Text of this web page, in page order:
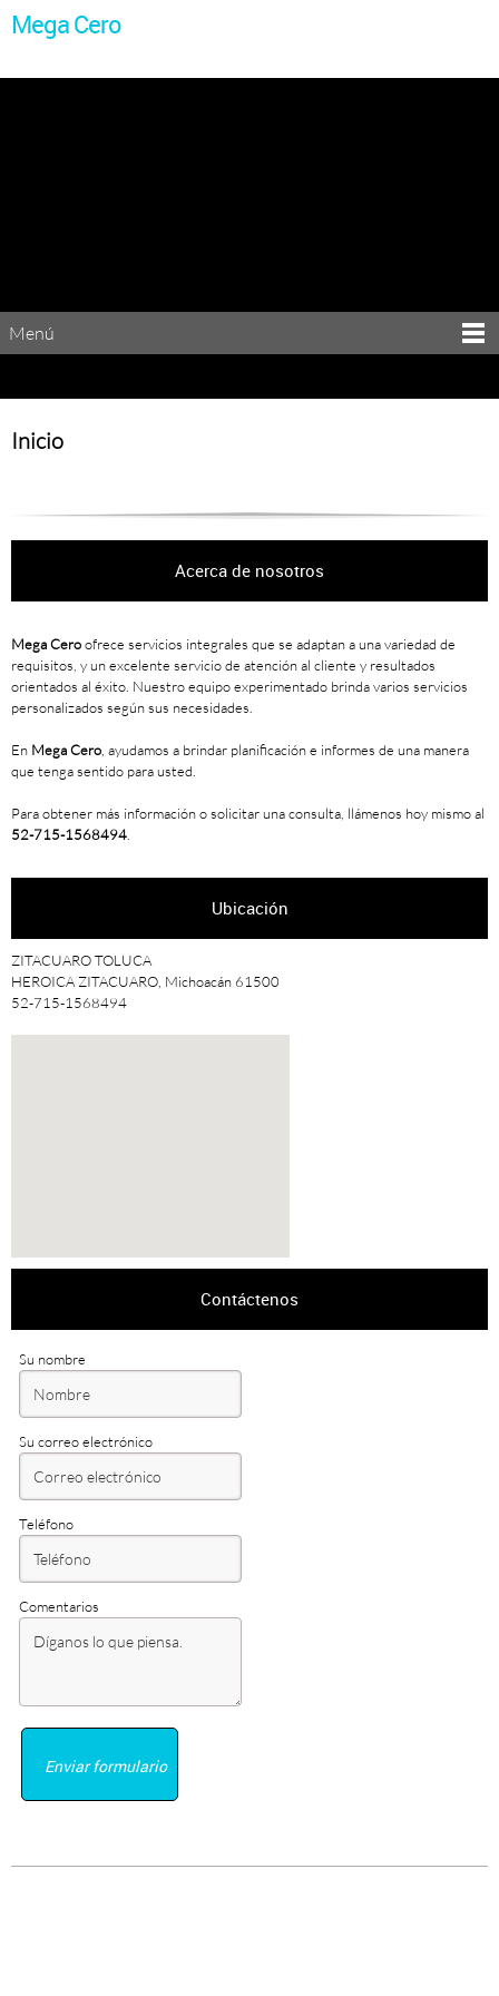
Mega Cero
Menú
Inicio
Acerca de nosotros
Mega Ceroofrece servicios integrales que se adaptan a una variedad de
requisitos, y un excelente servicio de atención al cliente y resultados
orientados al éxito. Nuestro equipo experimentado brinda varios servicios
personalizados según sus necesidades.
En Mega Cero , ayudamos a brindar planificación e informes de una manera
que tenga sentido para usted.
Para obtener más información o solicitar una consulta, llámenos hoy mismo al
52-715-1568494
Ubicación
ZITACUARO TOLUCA
HEROICA ZITACUARO, Michoacán 61500
52-715-1568494
Contáctenos
Su nombre
Su correo electrónico
Teléfono
Comentarios
Enviar formulario